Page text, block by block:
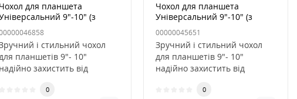
Чохол для планшета
9"-10" (з
карманом) Синій
і стильний чохол
планшетів 9"- 10"
надійно захистить від
потертостей,..
0
Чохол для планшета
Універсальний 9"-10" (з
карманом) Фіолетовий
00000045651
Зручний і стильний чохол
для планшетів 9"- 10"
надійно захистить від
потертостей,..
0